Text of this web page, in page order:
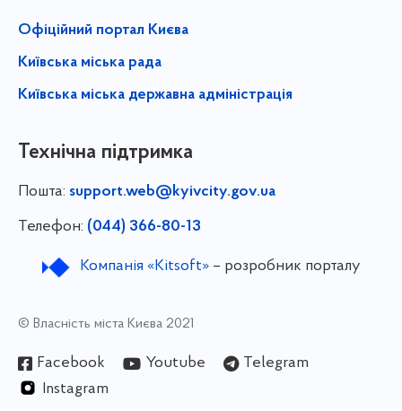
Офіційний портал Києва
Київська міська рада
Київська міська державна адміністрація
Технічна підтримка
Пошта: support.web@kyivcity.gov.ua
Телефон: (044) 366-80-13
Компанія «Kitsoft»– розробник порталу
© Власність міста Києва 2021
Facebook Youtube
Telegram
Instagram